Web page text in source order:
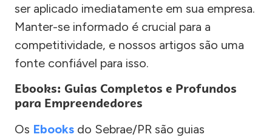
ser aplicado imediatamente em sua empresa.
Manter-se informado é crucial para a
competitividade, e nossos artigos são uma
fonte confiável para isso.
Ebooks: Guias Completos e Profundos
para Empreendedores
Os Ebooks do Sebrae/PR são guias